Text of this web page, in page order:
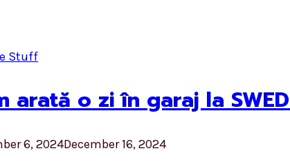
Stuff
arată o zi în garaj la
6, 2024December 16, 2024